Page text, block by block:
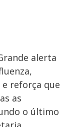
alerta
reforça que
as
o último